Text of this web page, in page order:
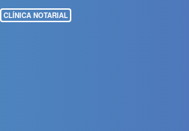
CLÍNICA NOTARIAL